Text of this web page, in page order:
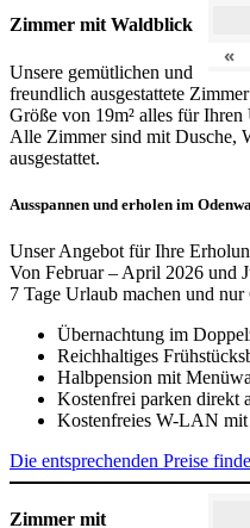
«
Zimmer mit Waldblick
Unsere gemütlichen und
freundlich ausgestattete
Größe von 19m² alles für Ihren
Alle Zimmer sind mit Dusche,
ausgestattet.
Ausspannen und erholen im
Unser Angebot für Ihre
Von Februar – April 2026 und
7 Tage Urlaub machen und nur
Übernachtung im
Reichhaltiges
Halbpension mit
Kostenfrei parken direkt
Kostenfreies W-LAN
Die entsprechenden Preise
Zimmer mit